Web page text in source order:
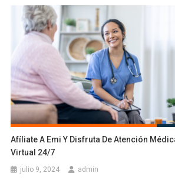
Afíliate A Emi Y Disfruta De Atención
Virtual 24/7
julio 9, 2024 admin